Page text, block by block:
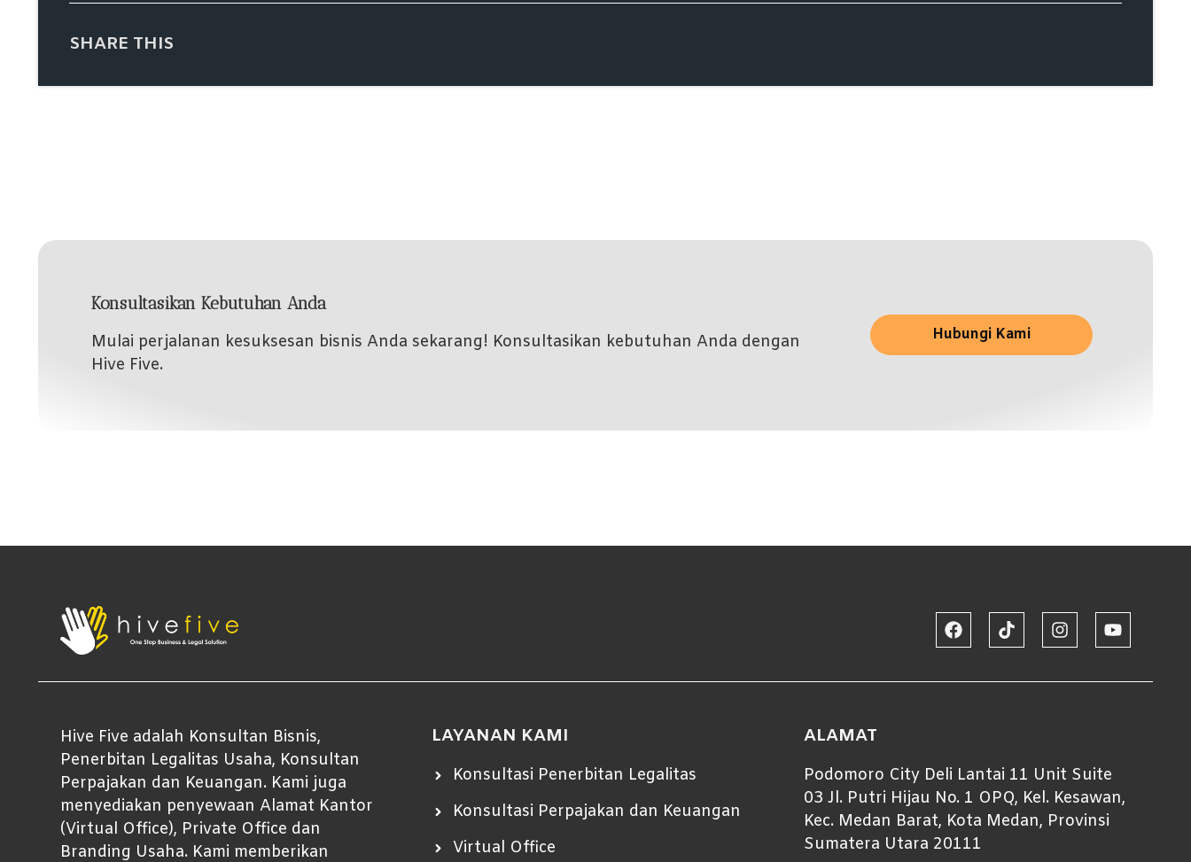
SHARE THIS
Konsultasikan Kebutuhan Anda
Mulai perjalanan kesuksesan bisnis Anda sekarang! Konsultasikan kebutuhan Anda dengan
Hive Five.
Hubungi Kami
Hive Five adalah Konsultan Bisnis,
Penerbitan Legalitas Usaha, Konsultan
Perpajakan dan Keuangan. Kami juga
menyediakan penyewaan Alamat Kantor
(Virtual Office), Private Office dan
Branding Usaha. Kami memberikan
LAYANAN KAMI
Konsultasi Penerbitan Legalitas
Konsultasi Perpajakan dan Keuangan
Virtual Office
ALAMAT
Podomoro City Deli Lantai 11 Unit Suite
03 Jl. Putri Hijau No. 1 OPQ, Kel. Kesawan,
Kec. Medan Barat, Kota Medan, Provinsi
Sumatera Utara 20111